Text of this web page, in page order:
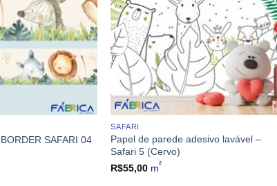
SAFARI 04
SAFARI
Papel de parede adesivo lavável –
Safari 5 (Cervo)
R$55,00 m²